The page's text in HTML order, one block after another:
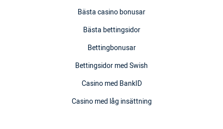
Bästa casino bonusar
Bästa bettingsidor
Bettingbonusar
Bettingsidor med Swish
Casino med BankID
Casino med låg insättning